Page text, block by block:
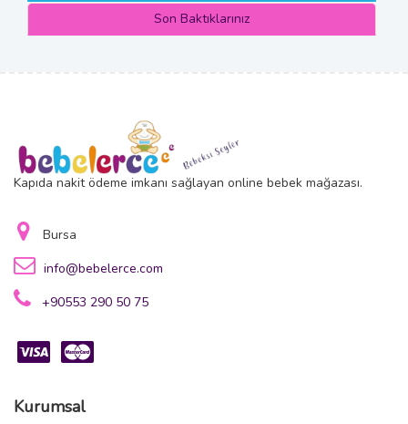
Son Baktıklarınız
Kapıda nakit ödeme imkanı sağlayan online bebek mağazası.
Bursa
info@bebelerce.com
+90553 290 50 75
Kurumsal